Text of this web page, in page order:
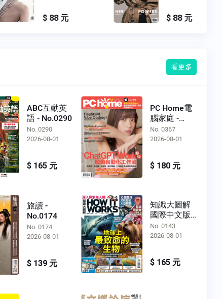
$ 88 元 $ 88 元
看更多
ABC互動英
語 - No.0290
No. 0290
2026-08-01
$ 165 元
PC Home電
腦家庭 -
No.0367
No. 0367
2026-08-01
$ 180 元
旅讀 -
No.0174
No. 0174
2026-08-01
$ 139 元
知識大圖解
國際中文版 -
No.0143
No. 0143
2026-08-01
$ 165 元